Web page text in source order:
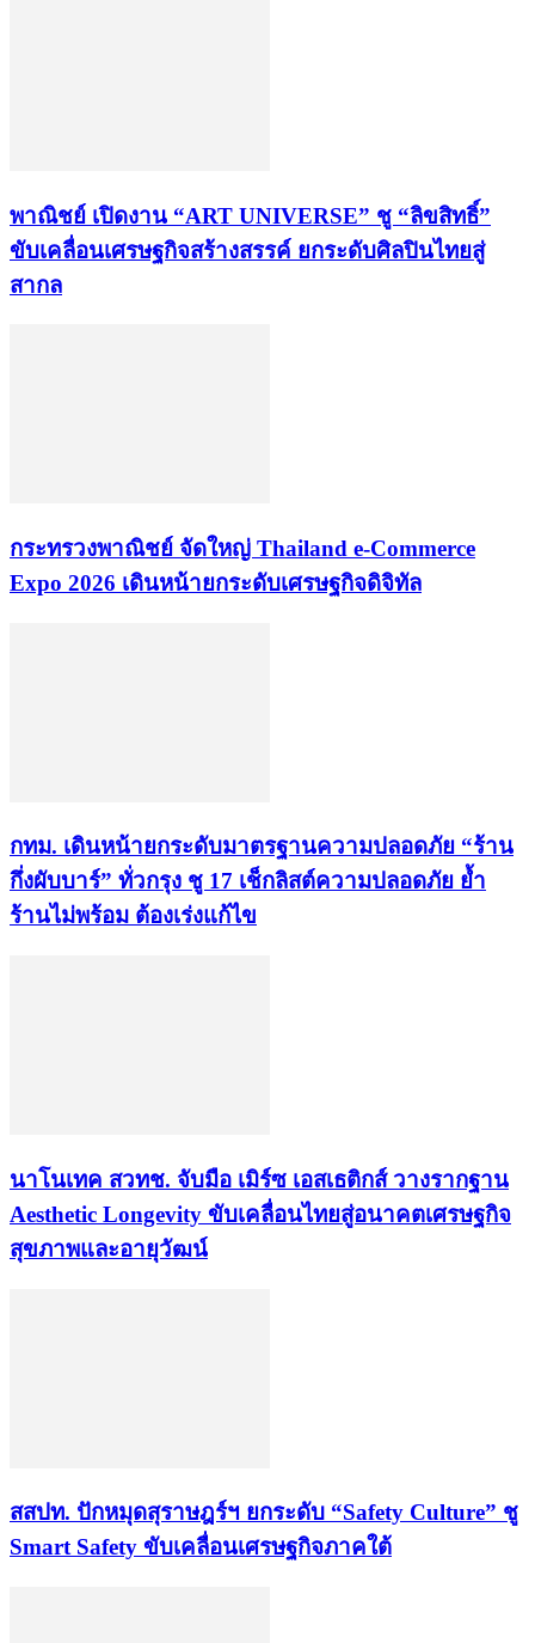
พาณิชย์ เปิดงาน “ART UNIVERSE” ชู “ลิขสิทธิ์”
ขับเคลื่อนเศรษฐกิจสร้างสรรค์ ยกระดับศิลปินไทยสู่
สากล
กระทรวงพาณิชย์ จัดใหญ่ Thailand e-Commerce
Expo 2026 เดินหน้ายกระดับเศรษฐกิจดิจิทัล
กทม. เดินหน้ายกระดับมาตรฐานความปลอดภัย “ร้าน
กึ่งผับบาร์” ทั่วกรุง ชู 17 เช็กลิสต์ความปลอดภัย ย้ำ
ร้านไม่พร้อม ต้องเร่งแก้ไข
นาโนเทค สวทช. จับมือ เมิร์ซ เอสเธติกส์ วางรากฐาน
Aesthetic Longevity ขับเคลื่อนไทยสู่อนาคตเศรษฐกิจ
สุขภาพและอายุวัฒน์
สสปท. ปักหมุดสุราษฎร์ฯ ยกระดับ “Safety Culture” ชู
Smart Safety ขับเคลื่อนเศรษฐกิจภาคใต้